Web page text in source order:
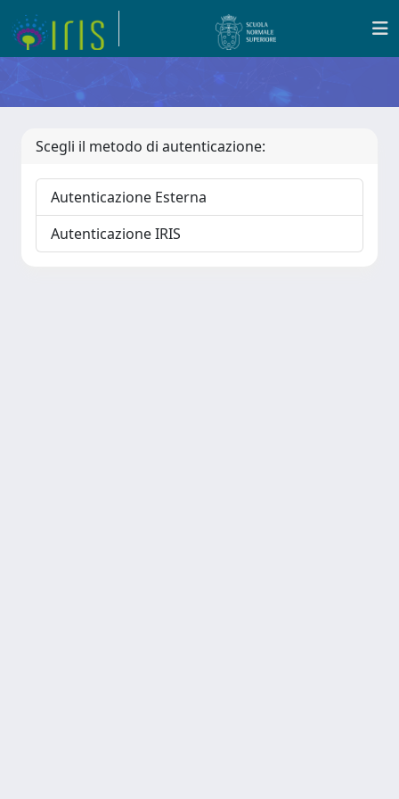
Scegli il metodo di autenticazione:
Autenticazione Esterna
Autenticazione IRIS